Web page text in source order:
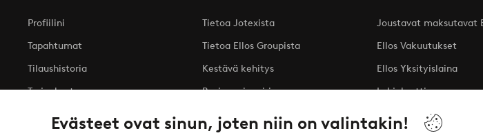
Evästeet ovat sinun, joten niin on valintakin!
Profiilini
Tapahtumat
Tilaushistoria
Tarjoukset
Tietoa Jotexista
Tietoa Ellos Groupista
Kestävä kehitys
Business inquiries
Saavutettavuusseloste
Joustavat maksutavat
Ellos Vakuutukset
Ellos Yksityislaina
Lahjakortti